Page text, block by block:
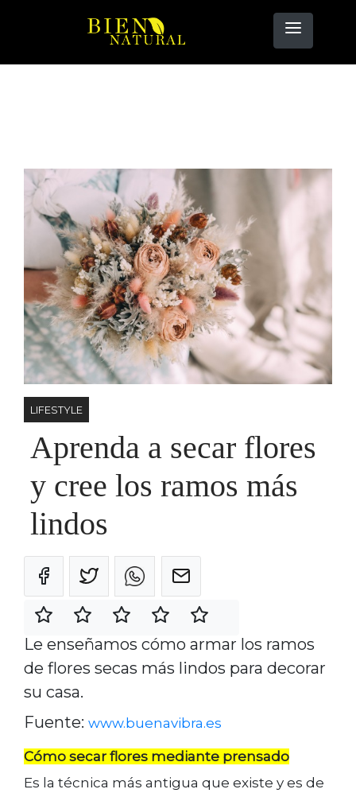
LIFESTYLE
Aprenda a secar flores
y cree los ramos más
lindos
Le enseñamos cómo armar los ramos
de flores secas más lindos para decorar
su casa.
Fuente: www.buenavibra.es
Cómo secar flores mediante prensado
Es la técnica más antigua que existe y es de